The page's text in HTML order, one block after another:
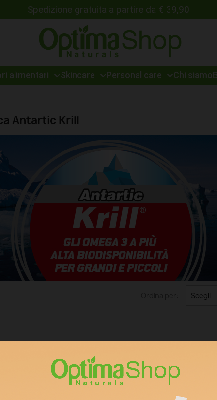
Spedizione gratuita a partire da € 39,90
alimentari Skincare Personal care Chi siamo
Antartic Krill
Scegli